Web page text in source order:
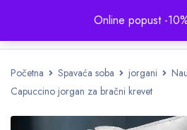
Online popust -
Početna Spavaća soba jorgani
Capuccino jorgan za bračni krevet